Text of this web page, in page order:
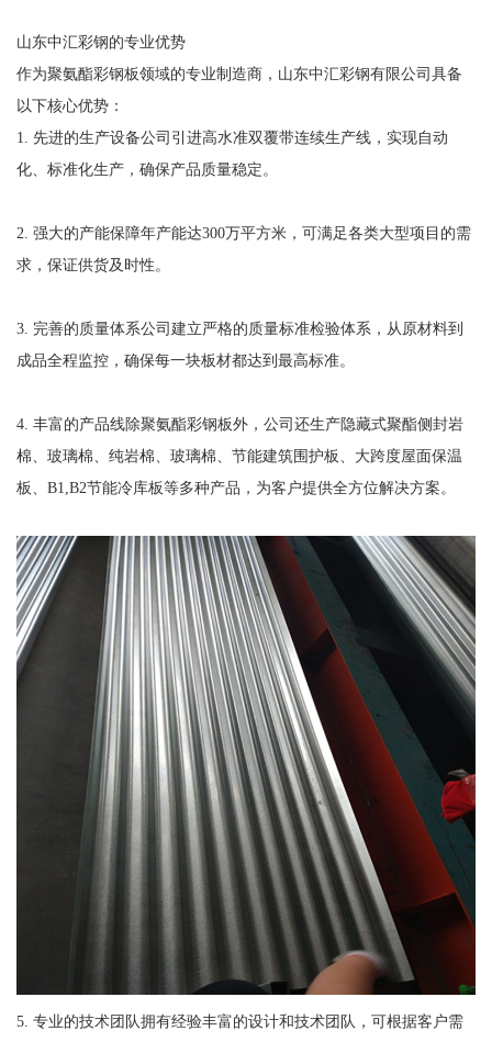
山东中汇彩钢的专业优势
作为聚氨酯彩钢板领域的专业制造商，山东中汇彩钢有限公司具备
以下核心优势：
1. 先进的生产设备公司引进高水准双覆带连续生产线，实现自动
化、标准化生产，确保产品质量稳定。
2. 强大的产能保障年产能达300万平方米，可满足各类大型项目的需
求，保证供货及时性。
3. 完善的质量体系公司建立严格的质量标准检验体系，从原材料到
成品全程监控，确保每一块板材都达到最高标准。
4. 丰富的产品线除聚氨酯彩钢板外，公司还生产隐藏式聚酯侧封岩
棉、玻璃棉、纯岩棉、玻璃棉、节能建筑围护板、大跨度屋面保温
板、B1,B2节能冷库板等多种产品，为客户提供全方位解决方案。
5. 专业的技术团队拥有经验丰富的设计和技术团队，可根据客户需